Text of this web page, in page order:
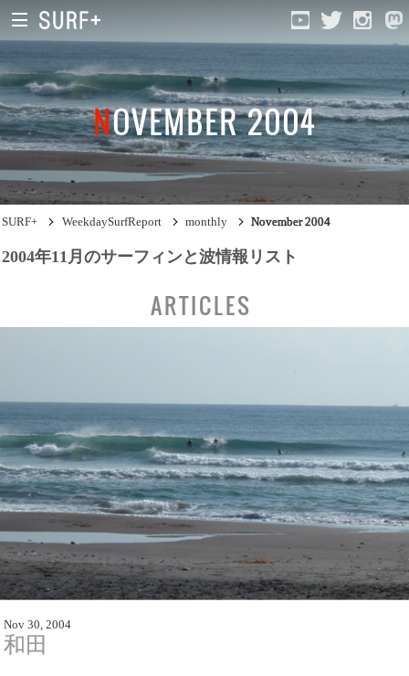
South Ibaraki
North Chiba
South Chiba
Video Logs
NOVEMBER 2004
SURF+ WeekdaySurfReport monthly November 2004
2004年11月のサーフィンと波情報リスト
ARTICLES
Nov 30, 2004
和田